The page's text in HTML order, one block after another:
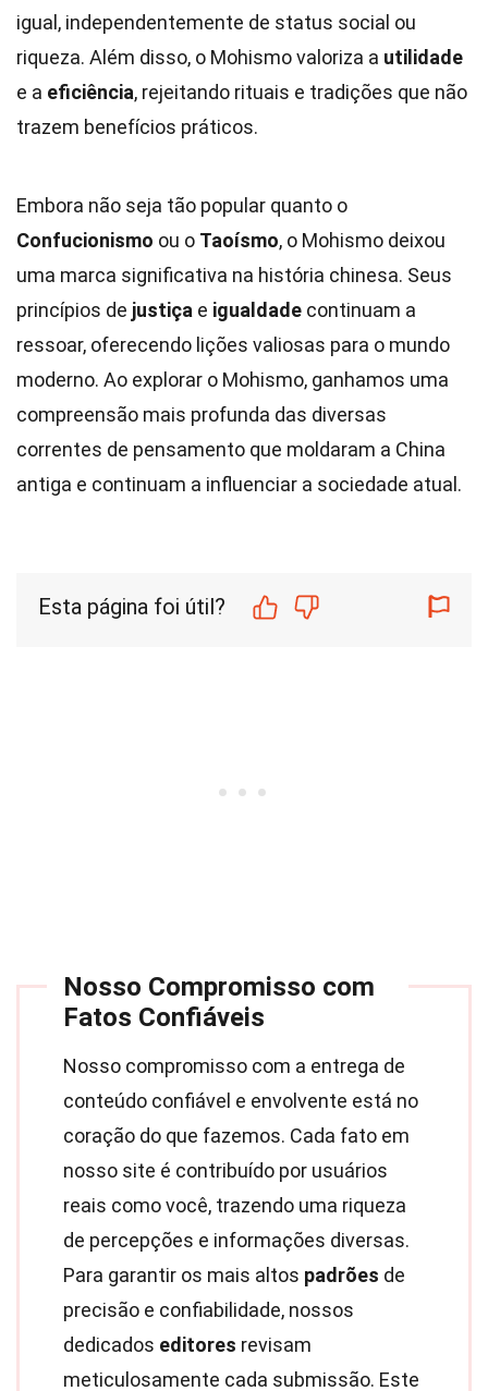
igual, independentemente de status social ou
riqueza. Além disso, o Mohismo valoriza a utilidade
e a eficiência, rejeitando rituais e tradições que não
trazem benefícios práticos.
Embora não seja tão popular quanto o
Confucionismo ou o Taoísmo, o Mohismo deixou
uma marca significativa na história chinesa. Seus
princípios de justiça e igualdade continuam a
ressoar, oferecendo lições valiosas para o mundo
moderno. Ao explorar o Mohismo, ganhamos uma
compreensão mais profunda das diversas
correntes de pensamento que moldaram a China
antiga e continuam a influenciar a sociedade atual.
Esta página foi útil?
Nosso Compromisso com
Fatos Confiáveis
Nosso compromisso com a entrega de
conteúdo confiável e envolvente está no
coração do que fazemos. Cada fato em
nosso site é contribuído por usuários
reais como você, trazendo uma riqueza
de percepções e informações diversas.
Para garantir os mais altos padrões de
precisão e confiabilidade, nossos
dedicados editores revisam
meticulosamente cada submissão. Este